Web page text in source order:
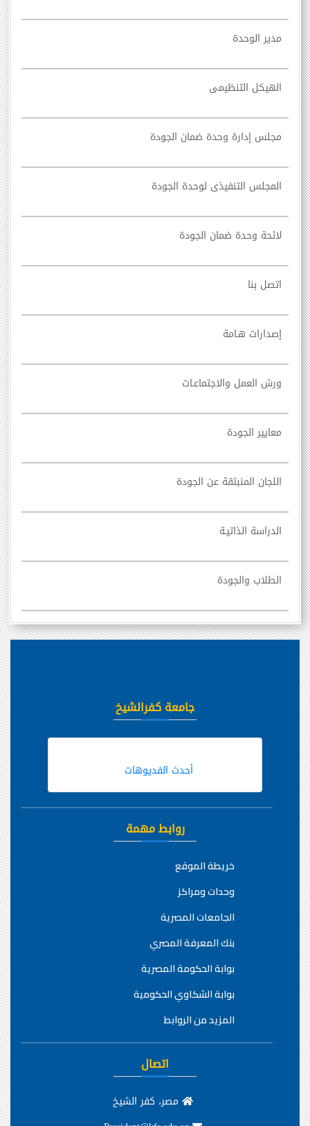
مدير الوحدة
الهيكل التنظيمى
مجلس إدارة وحدة ضمان الجودة
المجلس التنفيذى لوحدة الجودة
لائحة وحدة ضمان الجودة
اتصل بنا
إصدارات هـامة
ورش العمل والاجتماعـات
معايير الجودة
اللجان المنبثقة عن الجودة
الدراسة الذاتيـة
الطلاب والجودة
جامعة كفرالشيخ
أحدث الفديوهات
روابط مهمة
خريطة الموقع
وحدات ومراكز
الجامعات المصرية
بنك المعرفة المصري
بوابة الحكومة المصرية
بوابة الشكاوي الحكومية
المزيد من الروابط
اتصال
مصر، كفر الشيخ